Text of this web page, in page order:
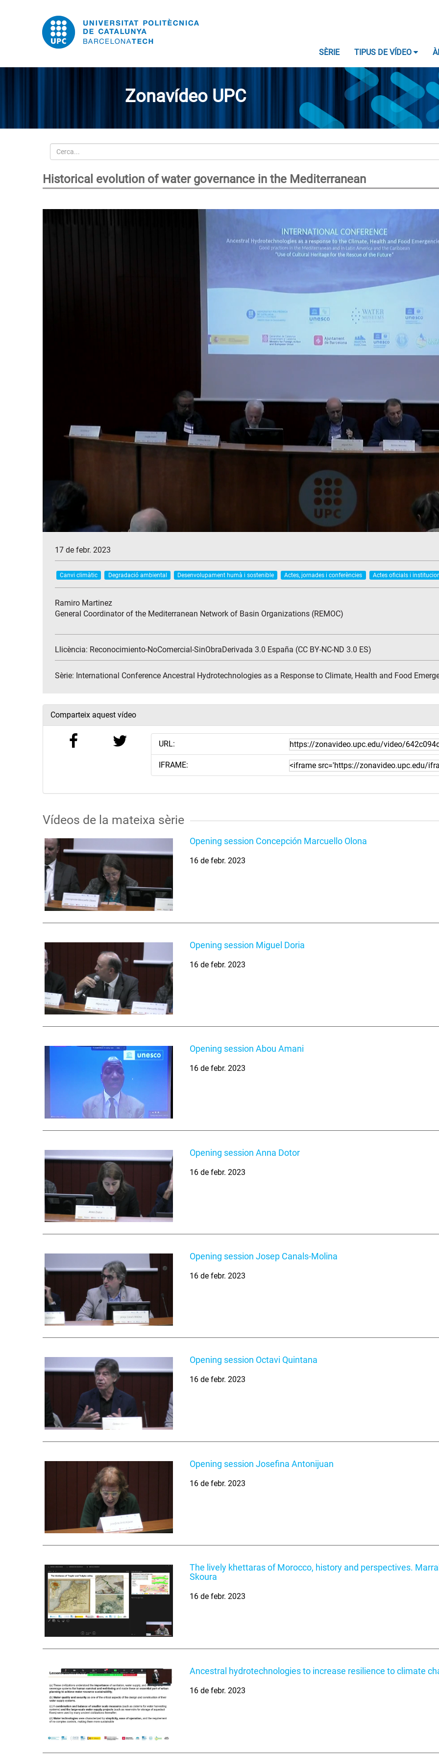
SÈRIE TIPUS DE VÍDEO
Zonavídeo UPC
Cerca
Historical evolution of water governance in the Mediterranean
17 de febr. 2023
Canvi climàtic Degradació ambiental Desenvolupament humà i sostenible Actes, jornades i conferències Actes oficials i
Ramiro Martinez
General Coordinator of the Mediterranean Network of Basin Organizations (REMOC)
Llicència: Reconocimiento-NoComercial-SinObraDerivada 3.0 España (CC BY-NC-ND 3.0 ES)
Sèrie: International Conference Ancestral Hydrotechnologies as a Response to Climate, Health and Food
Comparteix aquest vídeo
URL:
IFRAME:
Vídeos de la mateixa sèrie
Opening session Concepción Marcuello Olona
16 de febr. 2023
Opening session Miguel Doria
16 de febr. 2023
Opening session Abou Amani
16 de febr. 2023
Opening session Anna Dotor
16 de febr. 2023
Opening session Josep Canals-Molina
16 de febr. 2023
Opening session Octavi Quintana
16 de febr. 2023
Opening session Josefina Antonijuan
16 de febr. 2023
The lively khettaras of Morocco, history and perspectives.
Skoura
16 de febr. 2023
Ancestral hydrotechnologies to increase resilience to climate
16 de febr. 2023